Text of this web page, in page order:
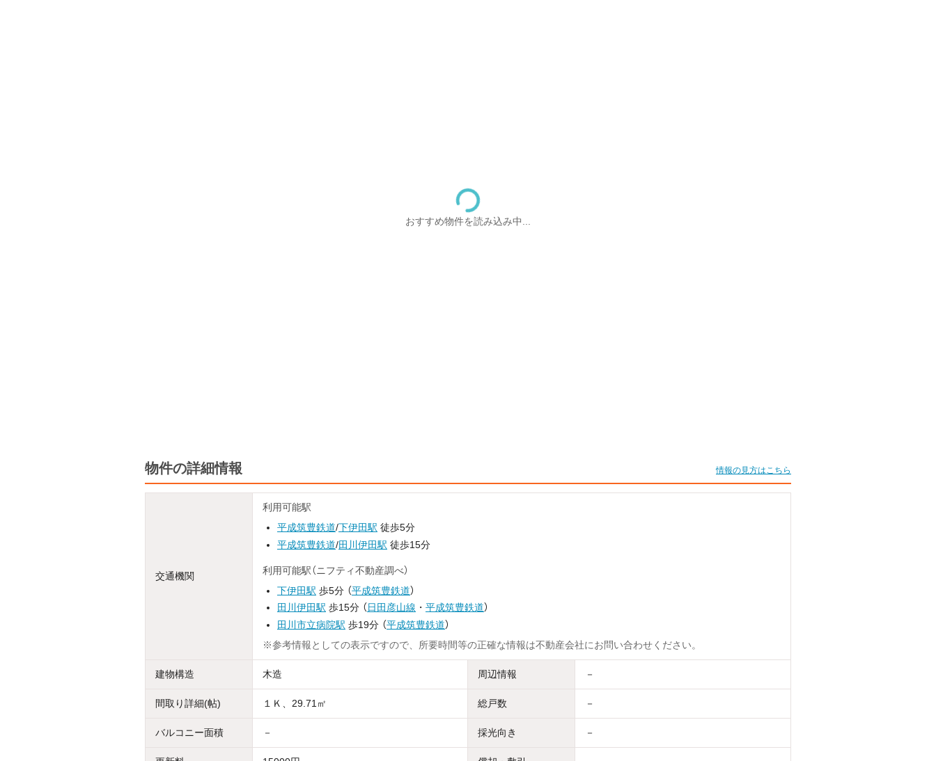
おすすめ物件を読み込み中...
物件の詳細情報 情報の見方はこちら
交通機関
利用可能駅
平成筑豊鉄道/下伊田駅 徒歩5分
平成筑豊鉄道/田川伊田駅 徒歩15分
利用可能駅（ニフティ不動産調べ）
下伊田駅 歩5分 （平成筑豊鉄道）
田川伊田駅 歩15分 （日田彦山線 ・ 平成筑豊鉄道）
田川市立病院駅 歩19分 （平成筑豊鉄道）
※参考情報としての表示ですので、所要時間等の正確な情報は不動産会社にお問い合わせください。
建物構造 木造 周辺情報 －
間取り詳細(帖) １Ｋ、29.71㎡ 総戸数 －
バルコニー面積 － 採光向き －